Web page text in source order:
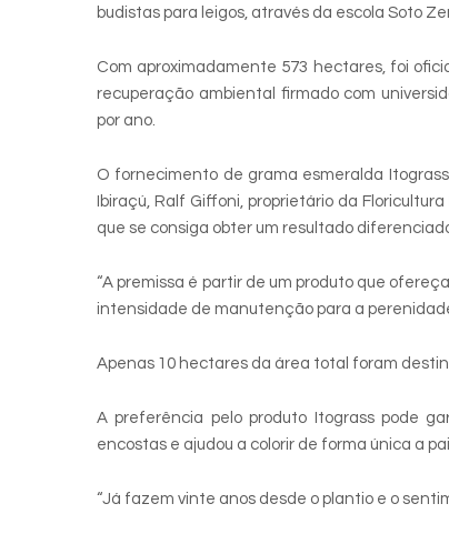
budistas para leigos, através da escola Soto
Com aproximadamente 573 hectares, foi
recuperação ambiental firmado com
por ano.
O fornecimento de grama esmeralda
Ibiraçú, Ralf Giffoni, proprietário da
que se consiga obter um resultado
“A premissa é partir de um produto que
intensidade de manutenção para a
Apenas 10 hectares da área total foram
A preferência pelo produto Itograss pode
encostas e ajudou a colorir de forma única a
“Já fazem vinte anos desde o plantio e o